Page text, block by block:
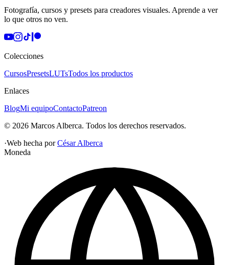
Fotografía, cursos y presets para creadores visuales. Aprende a ver
lo que otros no ven.
Colecciones
CursosPresetsLUTsTodos los productos
Enlaces
BlogMi equipoContactoPatreon
© 2026 Marcos Alberca. Todos los derechos reservados.
·Web hecha por César Alberca
Moneda